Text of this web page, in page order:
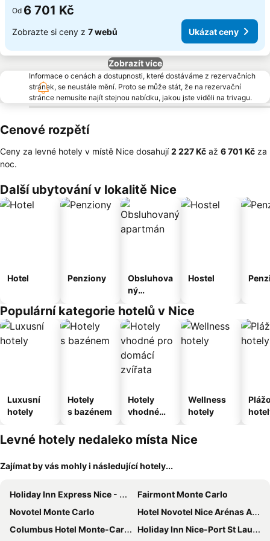
Od 6 701 Kč
Zobrazte si ceny z 7 webů Ukázat ceny
Zobrazít více
Informace o cenách a dostupnosti, které dostáváme z rezervačních
stránek, se neustále mění. Proto se může stát, že na rezervační
stránce nemusíte najít stejnou nabídku, jakou jste viděli na trivagu.
Cenové rozpětí
Ceny za levné hotely v místě Nice dosahují‎2 227 Kč až ‎6 701 Kč za
noc.
Další ubytování v lokalitě Nice
Hotel Penziony
Obsluhova
ný
Hostel
Populární kategorie hotelů v Nice
Luxusní
hotely
Hotely
s bazénem
Hotely
vhodné
domácí
zvířata
Wellness
hotely
Levné hotely nedaleko místa Nice
Zajímat by vás mohly i následující hotely...
Holiday Inn Express Nice - Grand Arenas By Ihg
Fairmont Monte Carlo
Novotel Monte Carlo
Hotel Novotel Nice Arénas Aéroport
Columbus Hotel Monte-Carlo, Curio Collection by Hilton
Holiday Inn Nice-Port St Laurent by IHG